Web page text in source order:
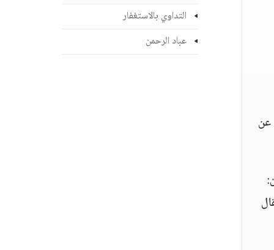
عن
التداوي بالاستغفار
عباد الرحمن